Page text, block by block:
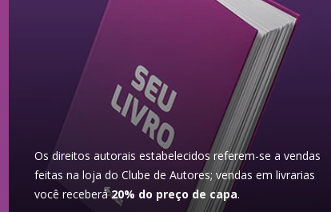
Os direitos autorais estabelecidos referem-se a vendas
feitas na loja do Clube de Autores; vendas em livrarias
você receberá20% do preço de capa.